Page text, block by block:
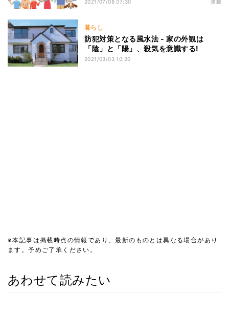
2021/07/08 07:30 連載
暮らし
防犯対策となる風水法 - 家の外観は
「陰」と「陽」、殺気を意識する!
2021/03/03 10:20
※本記事は掲載時点の情報であり、最新のものとは異なる場合があり
ます。予めご了承ください。
あわせて読みたい